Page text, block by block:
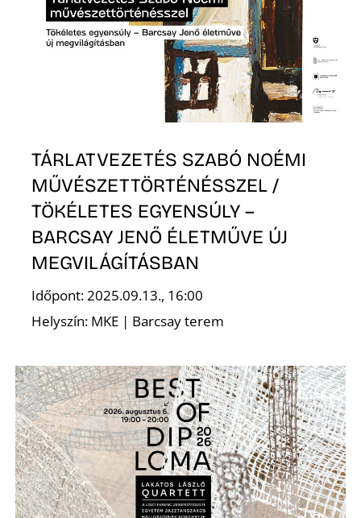
TÁRLATVEZETÉS SZABÓ NOÉMI
MŰVÉSZETTÖRTÉNÉSSZEL /
TÖKÉLETES EGYENSÚLY –
BARCSAY JENŐ ÉLETMŰVE ÚJ
MEGVILÁGÍTÁSBAN
Időpont: 2025.09.13., 16:00
Helyszín: MKE | Barcsay terem